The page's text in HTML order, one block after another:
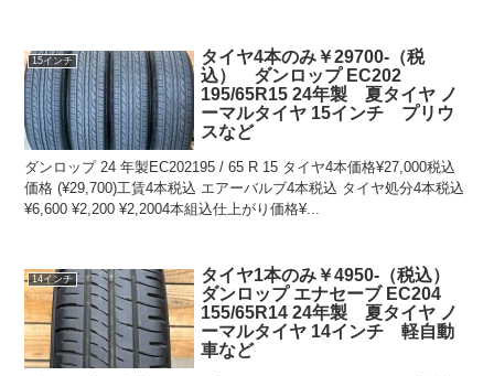
15インチ
タイヤ4本のみ￥29700-（税
込） ダンロップ EC202
195/65R15 24年製 夏タイヤ ノ
ーマルタイヤ 15インチ プリウ
スなど
ダンロップ 24 年製EC202195 / 65 R 15 タイヤ4本価格¥27,000税込
価格 (¥29,700)工賃4本税込 エアーバルブ4本税込 タイヤ処分4本税込
¥6,600 ¥2,200 ¥2,2004本組込仕上がり価格¥...
14インチ
タイヤ1本のみ￥4950-（税込）
ダンロップ エナセーブ EC204
155/65R14 24年製 夏タイヤ ノ
ーマルタイヤ 14インチ 軽自動
車など